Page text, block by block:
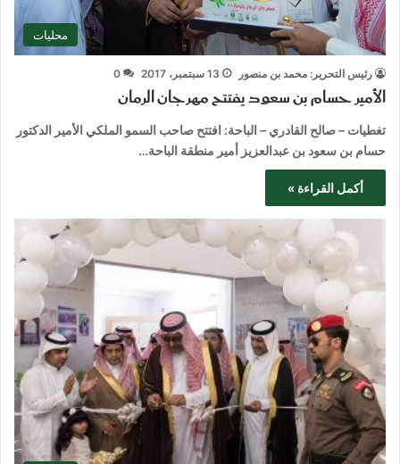
محليات
رئيس التحرير: محمد بن منصور 13 سبتمبر، 2017 0
الأمير حسام بن سعود يفتتح مهرجان الرمان
تغطيات – صالح القادري – الباحة: افتتح صاحب السمو الملكي الأمير الدكتور
حسام بن سعود بن عبدالعزيز أمير منطقة الباحة…
أكمل القراءة »